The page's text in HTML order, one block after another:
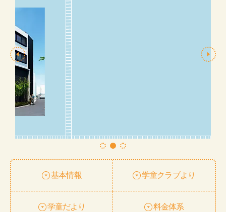
基本情報 学童クラブより
学童だより 料金体系